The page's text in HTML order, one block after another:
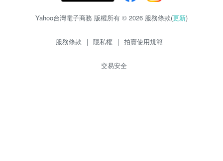
Yahoo台灣電子商務 版權所有 © 2026 服務條款(更新)
服務條款 | 隱私權 | 拍賣使用規範
交易安全